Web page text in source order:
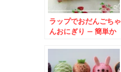
ラップでおだんごちゃ
んおにぎり – 簡単か